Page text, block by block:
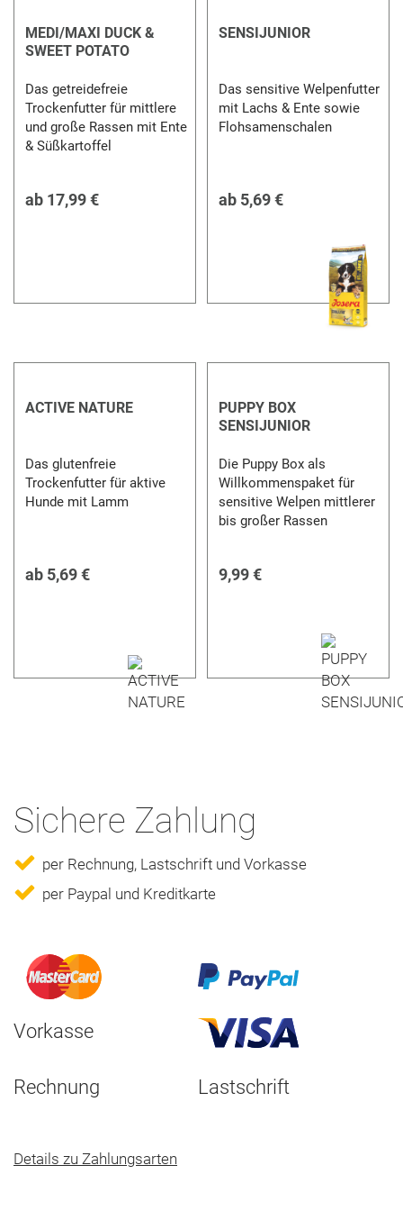
MEDI/MAXI DUCK &
SWEET POTATO
Das getreidefreie
Trockenfutter für mittlere
und große Rassen mit Ente
& Süßkartoffel
ab 17,99 €
SENSIJUNIOR
Das sensitive Welpenfutter
mit Lachs & Ente sowie
Flohsamenschalen
ab 5,69 €
ACTIVE NATURE
Das glutenfreie
Trockenfutter für aktive
Hunde mit Lamm
ab 5,69 €
PUPPY BOX
SENSIJUNIOR
Die Puppy Box als
Willkommenspaket für
sensitive Welpen mittlerer
bis großer Rassen
9,99 €
Sichere Zahlung
per Rechnung, Lastschrift und Vorkasse
per Paypal und Kreditkarte
Vorkasse
Rechnung Lastschrift
Details zu Zahlungsarten